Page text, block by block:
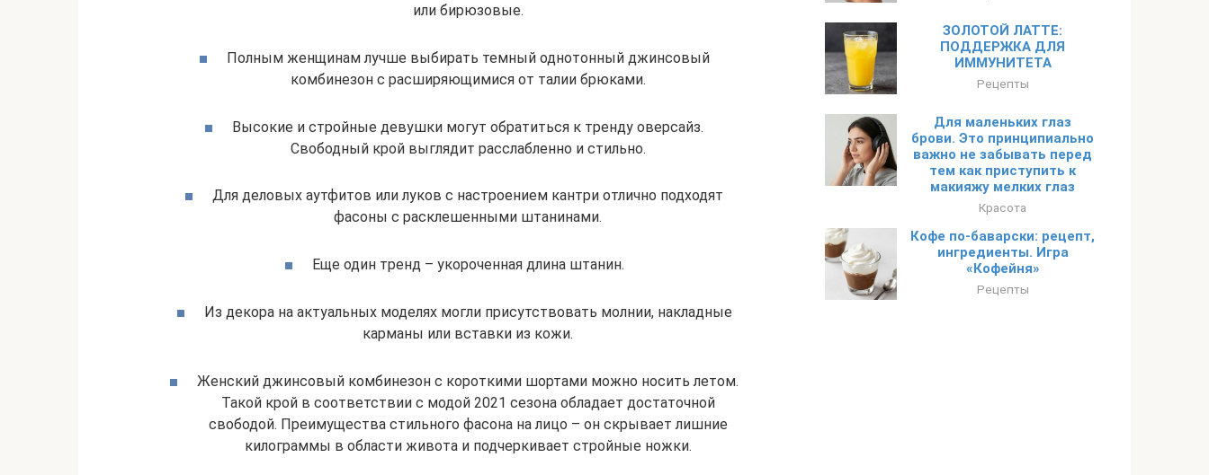
или бирюзовые.
Полным женщинам лучше выбирать темный однотонный джинсовый
комбинезон с расширяющимися от талии брюками.
Высокие и стройные девушки могут обратиться к тренду оверсайз.
Свободный крой выглядит расслабленно и стильно.
Для деловых аутфитов или луков с настроением кантри отлично подходят
фасоны с расклешенными штанинами.
Еще один тренд – укороченная длина штанин.
Из декора на актуальных моделях могли присутствовать молнии, накладные
карманы или вставки из кожи.
Женский джинсовый комбинезон с короткими шортами можно носить летом.
Такой крой в соответствии с модой 2021 сезона обладает достаточной
свободой. Преимущества стильного фасона на лицо – он скрывает лишние
килограммы в области живота и подчеркивает стройные ножки.
ЗОЛОТОЙ ЛАТТЕ:
ПОДДЕРЖКА ДЛЯ
ИММУНИТЕТА
Рецепты
Для маленьких глаз
брови. Это принципиально
важно не забывать перед
тем как приступить к
макияжу мелких глаз
Красота
Кофе по-баварски: рецепт,
ингредиенты. Игра
«Кофейня»
Рецепты